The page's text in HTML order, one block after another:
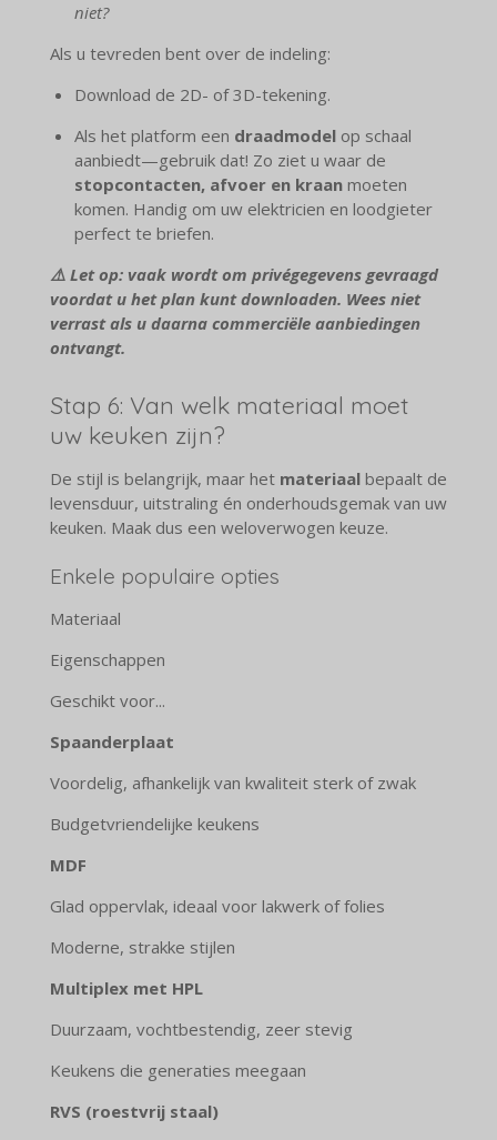
niet?
Als u tevreden bent over de indeling:
Download de 2D- of 3D-tekening.
Als het platform een draadmodel op schaal
aanbiedt—gebruik dat! Zo ziet u waar de
stopcontacten, afvoer en kraan moeten
komen. Handig om uw elektricien en loodgieter
perfect te briefen.
⚠️ Let op: vaak wordt om privégegevens gevraagd
voordat u het plan kunt downloaden. Wees niet
verrast als u daarna commerciële aanbiedingen
ontvangt.
Stap 6: Van welk materiaal moet
uw keuken zijn?
De stijl is belangrijk, maar het materiaalbepaalt de
levensduur, uitstraling én onderhoudsgemak van uw
keuken. Maak dus een weloverwogen keuze.
Enkele populaire opties
Materiaal
Eigenschappen
Geschikt voor...
Spaanderplaat
Voordelig, afhankelijk van kwaliteit sterk of zwak
Budgetvriendelijke keukens
MDF
Glad oppervlak, ideaal voor lakwerk of folies
Moderne, strakke stijlen
Multiplex met HPL
Duurzaam, vochtbestendig, zeer stevig
Keukens die generaties meegaan
RVS (roestvrij staal)